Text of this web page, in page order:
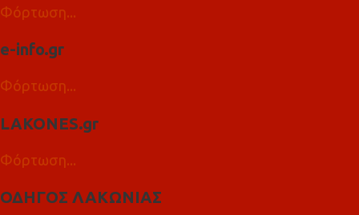
Φόρτωση...
e-info.gr
Φόρτωση...
LAKONES.gr
Φόρτωση...
ΟΔΗΓΟΣ ΛΑΚΩΝΙΑΣ